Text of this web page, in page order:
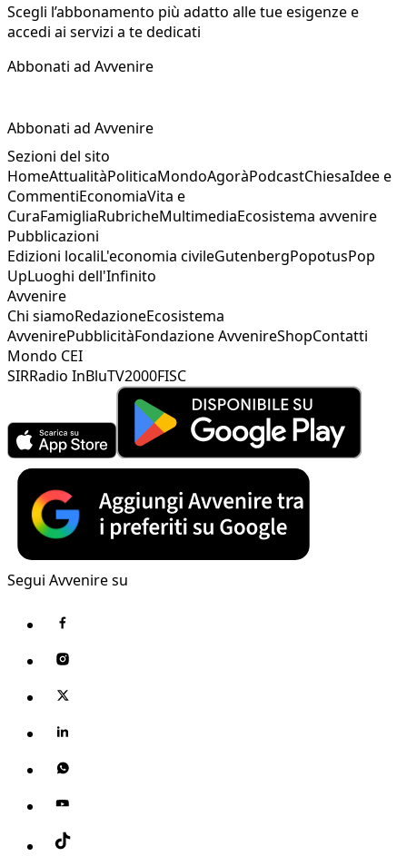
Scegli l’abbonamento più adatto alle tue esigenze e
accedi ai servizi a te dedicati
Abbonati ad Avvenire
Abbonati ad Avvenire
Sezioni del sito
HomeAttualitàPoliticaMondoAgoràPodcastChiesaIdee e
CommentiEconomiaVita e
CuraFamigliaRubricheMultimediaEcosistema avvenire
Pubblicazioni
Edizioni localiL'economia civileGutenbergPopotusPop
UpLuoghi dell'Infinito
Avvenire
Chi siamoRedazioneEcosistema
AvvenirePubblicitàFondazione AvvenireShopContatti
Mondo CEI
SIRRadio InBluTV2000FISC
Segui Avvenire su